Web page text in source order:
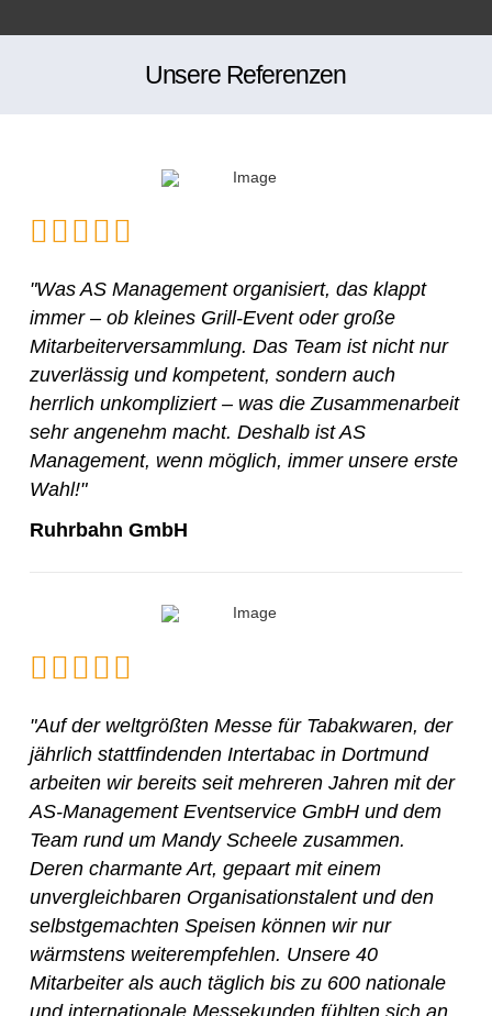
Unsere Referenzen
"Was AS Management organisiert, das klappt
immer – ob kleines Grill-Event oder große
Mitarbeiterversammlung. Das Team ist nicht nur
zuverlässig und kompetent, sondern auch
herrlich unkompliziert – was die Zusammenarbeit
sehr angenehm macht. Deshalb ist AS
Management, wenn möglich, immer unsere erste
Wahl!"
Ruhrbahn GmbH
"Auf der weltgrößten Messe für Tabakwaren, der
jährlich stattfindenden Intertabac in Dortmund
arbeiten wir bereits seit mehreren Jahren mit der
AS-Management Eventservice GmbH und dem
Team rund um Mandy Scheele zusammen.
Deren charmante Art, gepaart mit einem
unvergleichbaren Organisationstalent und den
selbstgemachten Speisen können wir nur
wärmstens weiterempfehlen. Unsere 40
Mitarbeiter als auch täglich bis zu 600 nationale